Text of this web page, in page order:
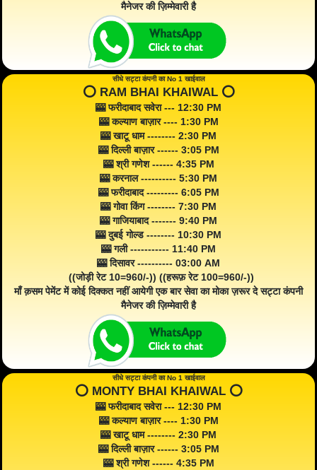
मैनेजर की ज़िम्मेवारी है
सीधे सट्टा कंपनी का No 1 खाईवाल
⭕️ RAM BHAI KHAIWAL ⭕️
🎰 फरीदाबाद सवेरा --- 12:30 PM
🎰 कल्याण बाज़ार ---- 1:30 PM
🎰 खाटू धाम -------- 2:30 PM
🎰 दिल्ली बाज़ार ------ 3:05 PM
🎰 श्री गणेश ------ 4:35 PM
🎰 करनाल ---------- 5:30 PM
🎰 फरीदाबाद --------- 6:05 PM
🎰 गोवा किंग -------- 7:30 PM
🎰 गाजियाबाद ------- 9:40 PM
🎰 दुबई गोल्ड -------- 10:30 PM
🎰 गली ----------- 11:40 PM
🎰 दिसावर ---------- 03:00 AM
((जोड़ी रेट 10=960/-)) ((हरूफ़ रेट 100=960/-))
माँ क़सम पेमेंट में कोई दिक्कत नहीं आयेगी एक बार सेवा का मोका ज़रूर दे सट्टा कंपनी
मैनेजर की ज़िम्मेवारी है
सीधे सट्टा कंपनी का No 1 खाईवाल
⭕️ MONTY BHAI KHAIWAL ⭕️
🎰 फरीदाबाद सवेरा --- 12:30 PM
🎰 कल्याण बाज़ार ---- 1:30 PM
🎰 खाटू धाम -------- 2:30 PM
🎰 दिल्ली बाज़ार ------ 3:05 PM
🎰 श्री गणेश ------ 4:35 PM